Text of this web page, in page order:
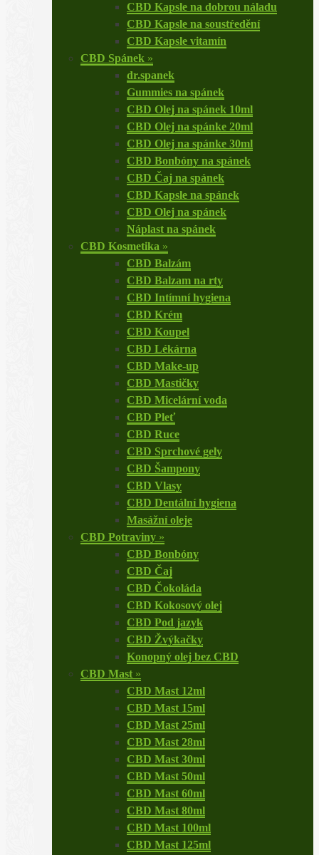
CBD Kapsle na dobrou náladu
CBD Kapsle na soustŕedění
CBD Kapsle vitamín
CBD Spánek »
dr.spanek
Gummies na spánek
CBD Olej na spánek 10ml
CBD Olej na spánke 20ml
CBD Olej na spánke 30ml
CBD Bonbóny na spánek
CBD Čaj na spánek
CBD Kapsle na spánek
CBD Olej na spánek
Náplast na spánek
CBD Kosmetika »
CBD Balzám
CBD Balzam na rty
CBD Intímní hygiena
CBD Krém
CBD Koupel
CBD Lékárna
CBD Make-up
CBD Mastičky
CBD Micelární voda
CBD Pleť
CBD Ruce
CBD Sprchové gely
CBD Šampony
CBD Vlasy
CBD Dentální hygiena
Masážní oleje
CBD Potraviny »
CBD Bonbóny
CBD Čaj
CBD Čokoláda
CBD Kokosový olej
CBD Pod jazyk
CBD Žvýkačky
Konopný olej bez CBD
CBD Mast »
CBD Mast 12ml
CBD Mast 15ml
CBD Mast 25ml
CBD Mast 28ml
CBD Mast 30ml
CBD Mast 50ml
CBD Mast 60ml
CBD Mast 80ml
CBD Mast 100ml
CBD Mast 125ml